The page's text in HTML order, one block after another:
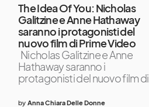
The Idea Of You: Nicholas
Galitzine e Anne Hathaway
saranno i protagonisti del
nuovo film di Prime Video
Nicholas Galitzine e Anne
Hathaway saranno i
protagonisti del nuovo film di
by Anna Chiara Delle Donne